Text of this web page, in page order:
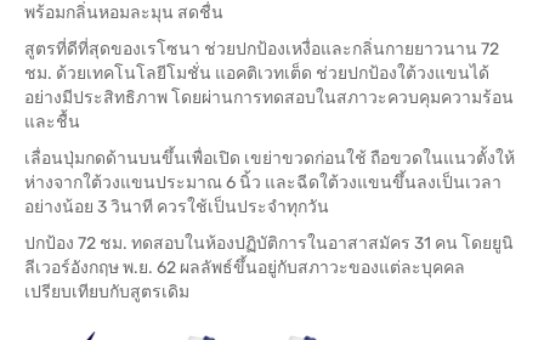
พร้อมกลิ่นหอมละมุน สดชื่น
สูตรที่ดีที่สุดของเรโซนา ช่วยปกป้องเหงื่อและกลิ่นกายยาวนาน 72
ชม. ด้วยเทคโนโลยีโมชั่น แอคติเวทเต็ด ช่วยปกป้องใต้วงแขนได้
อย่างมีประสิทธิภาพ โดยผ่านการทดสอบในสภาวะควบคุมความร้อน
และชื้น
เลื่อนปุ่มกดด้านบนขึ้นเพื่อเปิด เขย่าขวดก่อนใช้ ถือขวดในแนวตั้งให้
ห่างจากใต้วงแขนประมาณ 6 นิ้ว และฉีดใต้วงแขนขึ้นลงเป็นเวลา
อย่างน้อย 3 วินาที ควรใช้เป็นประจำทุกวัน
ปกป้อง 72 ชม. ทดสอบในห้องปฏิบัติการในอาสาสมัคร 31 คน โดยยูนิ
ลีเวอร์อังกฤษ พ.ย. 62 ผลลัพธ์ขึ้นอยู่กับสภาวะของแต่ละบุคคล
เปรียบเทียบกับสูตรเดิม